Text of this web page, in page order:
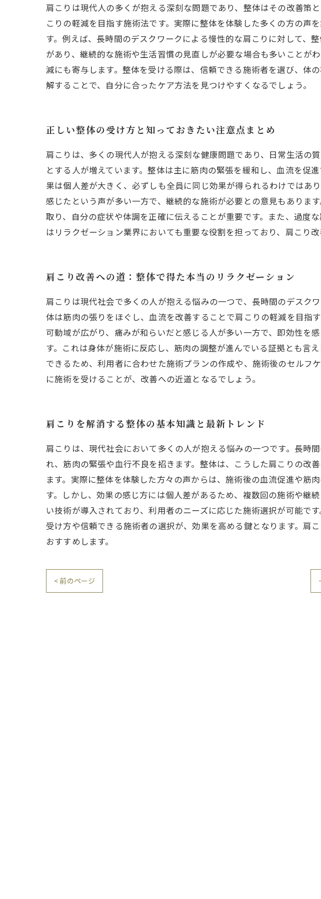
肩こりは現代人の多くが抱える深刻な問題であり、整体はその改善策
こりの軽減を目指す施術法です。実際に整体を体験した多くの方の声
す。例えば、長時間のデスクワークによる慢性的な肩こりに対して、
があり、継続的な施術や生活習慣の見直しが必要な場合も多いことが
減にも寄与します。整体を受ける際は、信頼できる施術者を選び、体
解することで、自分に合ったケア方法を見つけやすくなるでしょう。
正しい整体の受け方と知っておきたい注意点まとめ
肩こりは、多くの現代人が抱える深刻な健康問題であり、日常生活の
とする人が増えています。整体は主に筋肉の緊張を緩和し、血流を促
果は個人差が大きく、必ずしも全員に同じ効果が得られるわけではあ
感じたという声が多い一方で、継続的な施術が必要との意見もありま
取り、自分の症状や体調を正確に伝えることが重要です。また、過度
はリラクゼーション業界においても重要な役割を担っており、肩こり
肩こり改善への道：整体で得た本当のリラクゼーション
肩こりは現代社会で多くの人が抱える悩みの一つで、長時間のデスク
体は筋肉の張りをほぐし、血流を改善することで肩こりの軽減を目指
可動域が広がり、痛みが和らいだと感じる人が多い一方で、即効性を
す。これは身体が施術に反応し、筋肉の調整が進んでいる証拠とも言
できるため、利用者に合わせた施術プランの作成や、施術後のセルフ
に施術を受けることが、改善への近道となるでしょう。
肩こりを解消する整体の基本知識と最新トレンド
肩こりは、現代社会において多くの人が抱える悩みの一つです。長時
れ、筋肉の緊張や血行不良を招きます。整体は、こうした肩こりの改
ます。実際に整体を体験した方々の声からは、施術後の血流促進や筋
す。しかし、効果の感じ方には個人差があるため、複数回の施術や継
い技術が導入されており、利用者のニーズに応じた施術選択が可能で
受け方や信頼できる施術者の選択が、効果を高める鍵となります。肩
おすすめします。
< 前のページ